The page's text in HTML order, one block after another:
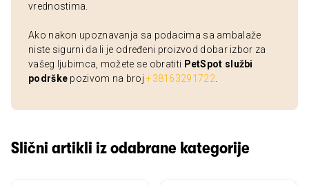
vrednostima.
Ako nakon upoznavanja sa podacima sa ambalaže
niste sigurni da li je određeni proizvod dobar izbor za
vašeg ljubimca, možete se obratiti PetSpot službi
podrške pozivom na broj+38163291722
Slični artikli iz odabrane kategorije